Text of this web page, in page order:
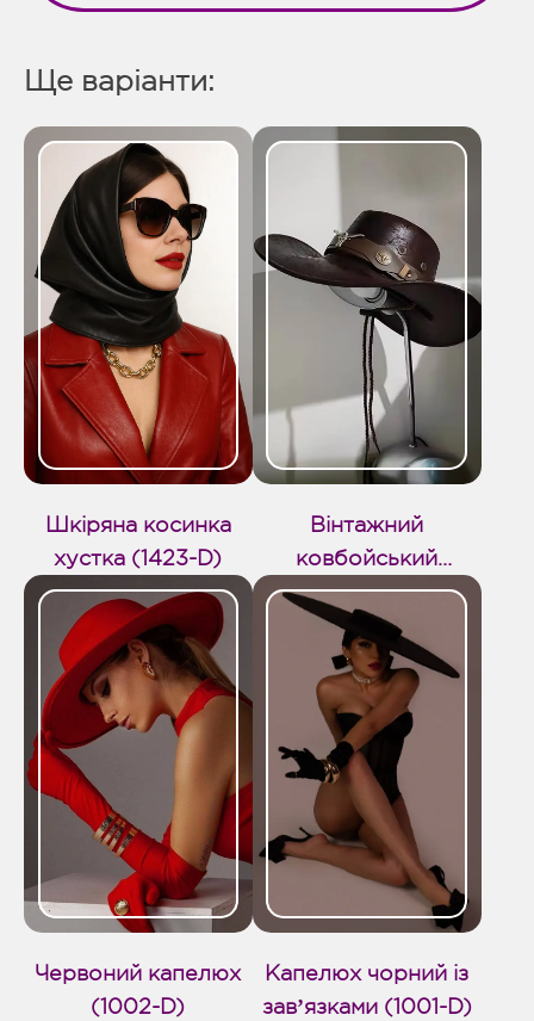
Ще варіанти:
Шкіряна косинка
хустка (1423-D)
Вінтажний
ковбойський
капелюх (1004-D)
Червоний капелюх
(1002-D)
Капелюх чорний із
завʼязками (1001-D)